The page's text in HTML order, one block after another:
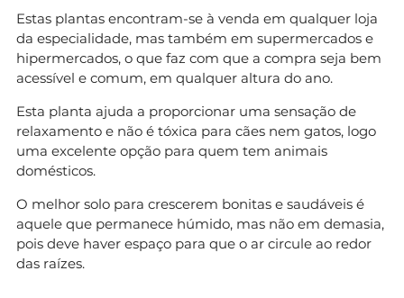
Estas plantas encontram-se à venda em qualquer loja
da especialidade, mas também em supermercados e
hipermercados, o que faz com que a compra seja bem
acessível e comum, em qualquer altura do ano.
Esta planta ajuda a proporcionar uma sensação de
relaxamento e não é tóxica para cães nem gatos, logo
uma excelente opção para quem tem animais
domésticos.
O melhor solo para crescerem bonitas e saudáveis é
aquele que permanece húmido, mas não em demasia,
pois deve haver espaço para que o ar circule ao redor
das raízes.